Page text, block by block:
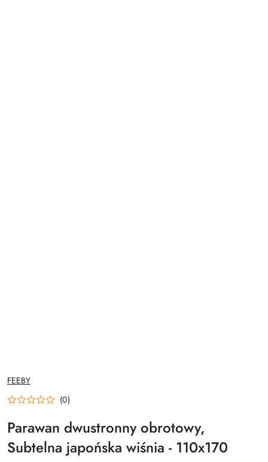
NAZWA
PRODUCENTA:
FEEBY
(0)
Parawan dwustronny obrotowy,
Subtelna japońska wiśnia - 110x170